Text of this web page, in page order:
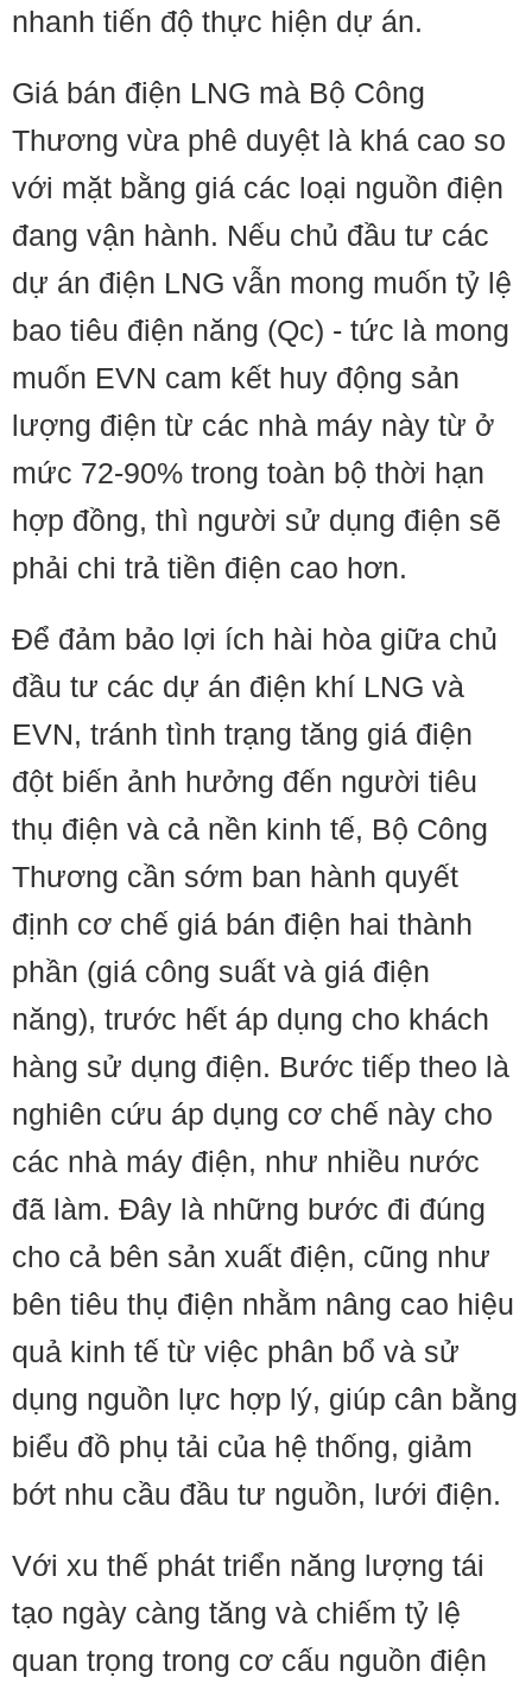
nhanh tiến độ thực hiện dự án.
Giá bán điện LNG mà Bộ Công
Thương vừa phê duyệt là khá cao so
với mặt bằng giá các loại nguồn điện
đang vận hành. Nếu chủ đầu tư các
dự án điện LNG vẫn mong muốn tỷ lệ
bao tiêu điện năng (Qc) - tức là mong
muốn EVN cam kết huy động sản
lượng điện từ các nhà máy này từ ở
mức 72-90% trong toàn bộ thời hạn
hợp đồng, thì người sử dụng điện sẽ
phải chi trả tiền điện cao hơn.
Để đảm bảo lợi ích hài hòa giữa chủ
đầu tư các dự án điện khí LNG và
EVN, tránh tình trạng tăng giá điện
đột biến ảnh hưởng đến người tiêu
thụ điện và cả nền kinh tế, Bộ Công
Thương cần sớm ban hành quyết
định cơ chế giá bán điện hai thành
phần (giá công suất và giá điện
năng), trước hết áp dụng cho khách
hàng sử dụng điện. Bước tiếp theo là
nghiên cứu áp dụng cơ chế này cho
các nhà máy điện, như nhiều nước
đã làm. Đây là những bước đi đúng
cho cả bên sản xuất điện, cũng như
bên tiêu thụ điện nhằm nâng cao hiệu
quả kinh tế từ việc phân bổ và sử
dụng nguồn lực hợp lý, giúp cân bằng
biểu đồ phụ tải của hệ thống, giảm
bớt nhu cầu đầu tư nguồn, lưới điện.
Với xu thế phát triển năng lượng tái
tạo ngày càng tăng và chiếm tỷ lệ
quan trọng trong cơ cấu nguồn điện